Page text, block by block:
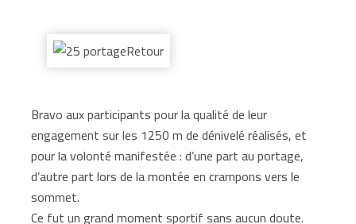
Bravo aux participants pour la qualité de leur
engagement sur les 1250 m de dénivelé réalisés, et
pour la volonté manifestée : d’une part au portage,
d’autre part lors de la montée en crampons vers le
sommet.
Ce fut un grand moment sportif sans aucun doute.